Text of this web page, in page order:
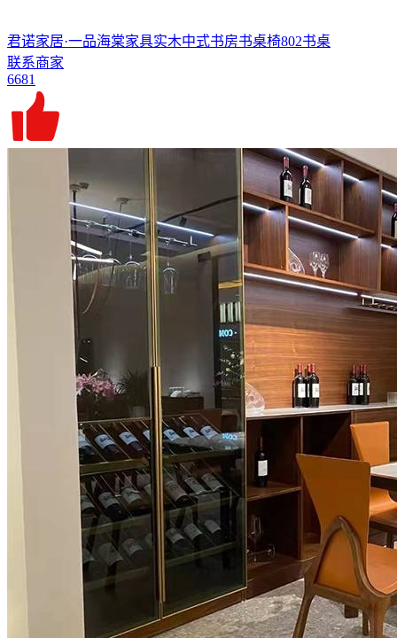
君诺家居·一品海棠家具实木中式书房书桌椅802书桌
联系商家
6681